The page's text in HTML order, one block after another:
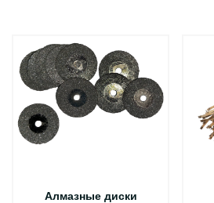
Алмазные диски